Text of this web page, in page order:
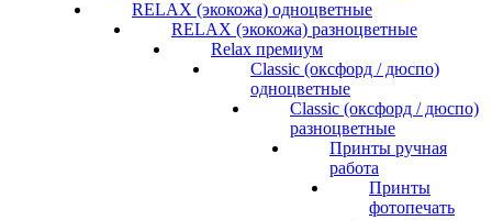
RELAX (экокожа) одноцветные
RELAX (экокожа) разноцветные
Relax премиум
Classic (оксфорд / дюспо)
одноцветные
Classic (оксфорд / дюспо)
разноцветные
Принты ручная
работа
Принты
фотопечать